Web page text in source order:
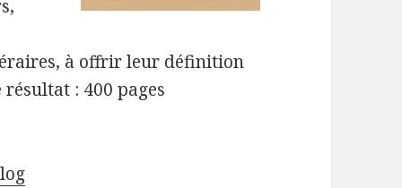
à offrir leur définition
: 400 pages